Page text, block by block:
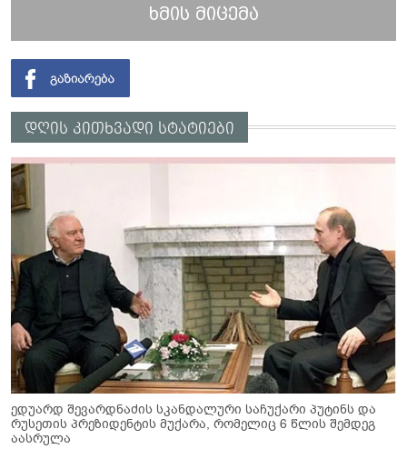
ხმის მიცემა
დღის კითხვადი სტატიები
ედუარდ შევარდნაძის სკანდალური საჩუქარი პუტინს და
რუსეთის პრეზიდენტის მუქარა, რომელიც 6 წლის შემდეგ
აასრულა